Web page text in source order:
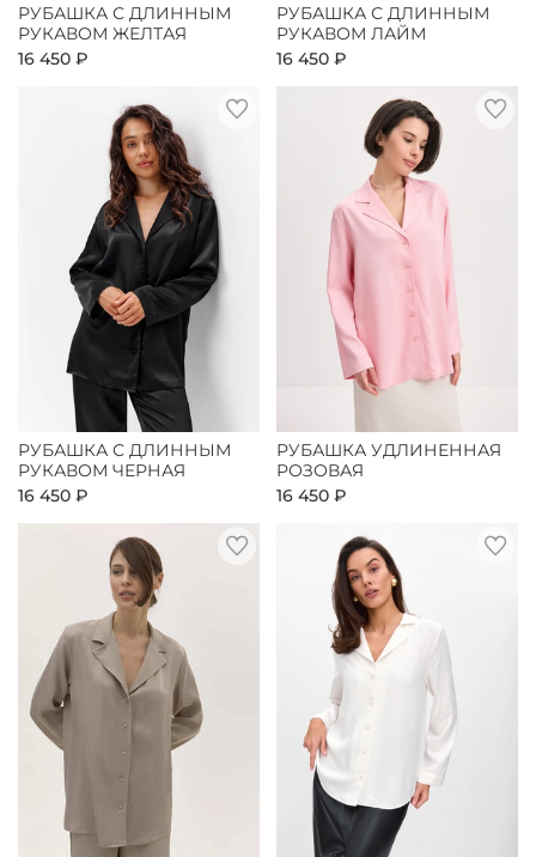
РУБАШКА С ДЛИННЫМ
РУКАВОМ ЖЕЛТАЯ
16 450 ₽
РУБАШКА С ДЛИННЫМ
РУКАВОМ ЛАЙМ
16 450 ₽
РУБАШКА С ДЛИННЫМ
РУКАВОМ ЧЕРНАЯ
16 450 ₽
РУБАШКА УДЛИНЕННАЯ
РОЗОВАЯ
16 450 ₽